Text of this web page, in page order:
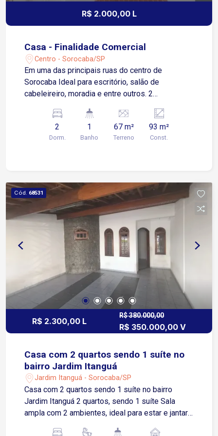
R$ 2.000,00 L
Casa - Finalidade Comercial
Centro - Sorocaba/SP
Em uma das principais ruas do centro de
Sorocaba Ideal para escritório, salão de
cabeleireiro, moradia e entre outros. 2
Cozinha Banheiro Social Área de Serviço
2
Dorm.
1
Banho
67 m²
Terreno
93 m²
Const.
Cód. 68531
R$ 2.300,00 L
R$ 380.000,00
R$ 350.000,00 V
Casa com 2 quartos sendo 1 suíte no
bairro Jardim Itanguá
Jardim Itanguá - Sorocaba/SP
Casa com 2 quartos sendo 1 suíte no bairro
Jardim Itanguá 2 quartos, sendo 1 suíte Sala
ampla com 2 ambientes, ideal para estar e jantar